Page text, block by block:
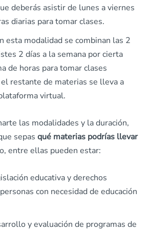
deberás asistir de lunes a viernes
diarias para tomar clases.
esta modalidad se combinan las 2
2 días a la semana por cierta
de horas para tomar clases
restante de materias se lleva a
virtual.
las modalidades y la duración,
sepas qué materias podrías llevar
entre ellas pueden estar:
educativa y derechos
con necesidad de educación
y evaluación de programas de